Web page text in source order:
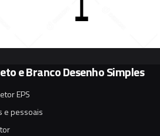
e Branco Desenho Simples
EPS
e pessoais